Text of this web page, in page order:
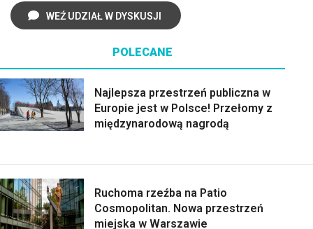
WEŹ UDZIAŁ W DYSKUSJI
POLECANE
Najlepsza przestrzeń publiczna w
Europie jest w Polsce! Przełomy z
międzynarodową nagrodą
Ruchoma rzeźba na Patio
Cosmopolitan. Nowa przestrzeń
miejska w Warszawie